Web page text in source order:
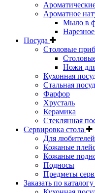
Ароматное
Мыло в
Посуда
Столовые
Ножи
Кухонная
Стальная
Фарфор
Хрусталь
Керамика
Стеклянная
Сервировка стола
Для
Кожаные
Кожаные
Подносы
Предметы
Заказать по каталогу